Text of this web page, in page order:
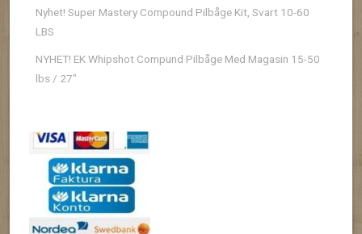
Nyhet! Super Mastery Compound Pilbåge Kit, Svart 10-60
LBS
NYHET! EK Whipshot Compund Pilbåge Med Magasin 15-50
lbs / 27″